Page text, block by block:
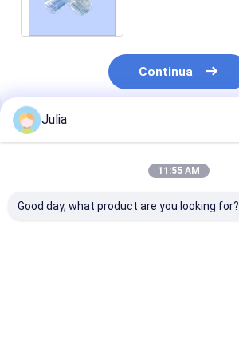
Continua
Prodotti Raccomandati
Julia
11:55 AM
Good day, what product are you looking for?